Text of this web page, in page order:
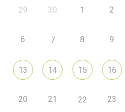
29 30 1 2
6 7 8 9
13 14 15 16
20 21 22 23